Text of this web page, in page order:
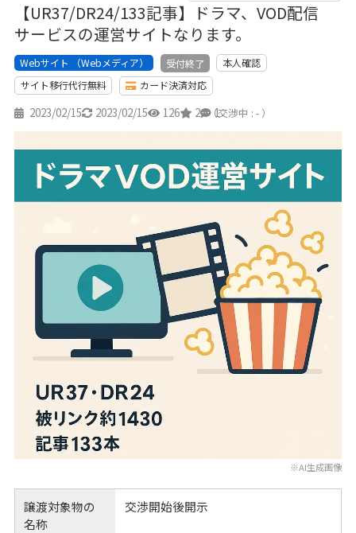
【UR37/DR24/133記事】ドラマ、VOD配信
サービスの運営サイトなります。
Webサイト （Webメディア） 受付終了
本人確認
サイト移行代行無料
カード決済対応
2023/02/15 2023/02/15 126 2 1
（交渉中 : - ）
※AI生成画像
譲渡対象物の
名称
交渉開始後開示